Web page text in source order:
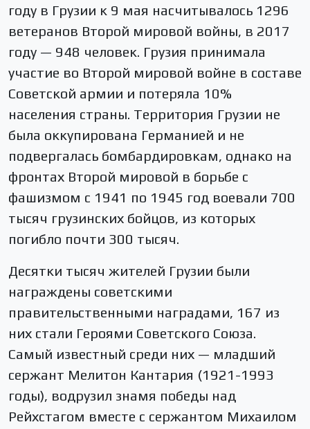
году в Грузии к 9 мая насчитывалось 1296
ветеранов Второй мировой войны, в 2017
году — 948 человек. Грузия принимала
участие во Второй мировой войне в составе
Советской армии и потеряла 10%
населения страны. Территория Грузии не
была оккупирована Германией и не
подвергалась бомбардировкам, однако на
фронтах Второй мировой в борьбе с
фашизмом с 1941 по 1945 год воевали 700
тысяч грузинских бойцов, из которых
погибло почти 300 тысяч.
Десятки тысяч жителей Грузии были
награждены советскими
правительственными наградами, 167 из
них стали Героями Советского Союза.
Самый известный среди них — младший
сержант Мелитон Кантария (1921-1993
годы), водрузил знамя победы над
Рейхстагом вместе с сержантом Михаилом